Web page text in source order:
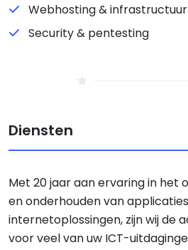
Webhosting & infrastructuur
Security & pentesting
Diensten
Met 20 jaar aan ervaring in het
en onderhouden van
internetoplossingen, zijn wij de
voor veel van uw ICT-